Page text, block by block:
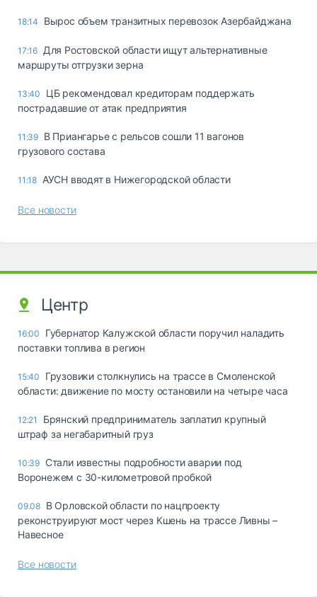
18:14 Вырос объем транзитных перевозок Азербайджана
17:16 Для Ростовской области ищут альтернативные
маршруты отгрузки зерна
13:40
ЦБ рекомендовал кредиторам поддержать
пострадавшие от атак предприятия
11:39 В Приангарье с рельсов сошли 11 вагонов
грузового состава
11:18 АУСН вводят в Нижегородской области
Все новости
Центр
16:00
Губернатор Калужской области поручил наладить
поставки топлива в регион
15:40
Грузовики столкнулись на трассе в Смоленской
области: движение по мосту остановили на четыре часа
12:21
Брянский предприниматель заплатил крупный
штраф за негабаритный груз
10:39 Стали известны подробности аварии под
Воронежем с 30-километровой пробкой
09.08 В Орловской области по нацпроекту
реконструируют мост через Кшень на трассе Ливны –
Навесное
Все новости